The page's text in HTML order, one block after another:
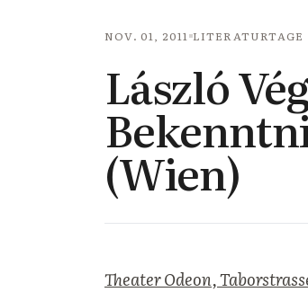
NOV. 01, 2011 LITERATURTAGE
László
(Wien)
Theater Odeon,